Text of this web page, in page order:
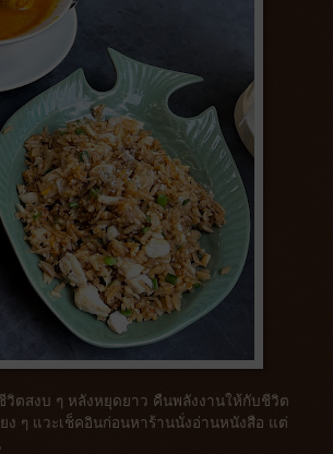
ตสงบ ๆ หลังหยุดยาว คืนพลังงานให้กับชีวิต
ๆ แวะเช็คอินก่อนหาร้านนั่งอ่านหนังสือ แต่